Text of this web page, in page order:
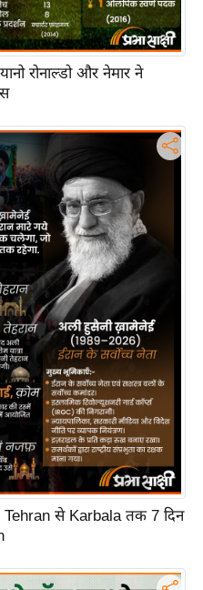
रोनाल्डो और नेमार ने
Tehran से Karbala तक 7 दिन